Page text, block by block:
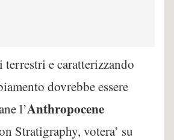
e caratterizzando
dovrebbe essere
l’Anthropocene
Stratigraphy, votera’ su